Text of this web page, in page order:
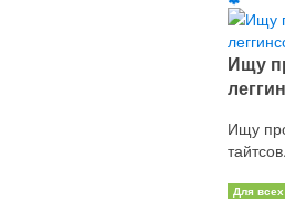
Ищу
Ищу
Для всех